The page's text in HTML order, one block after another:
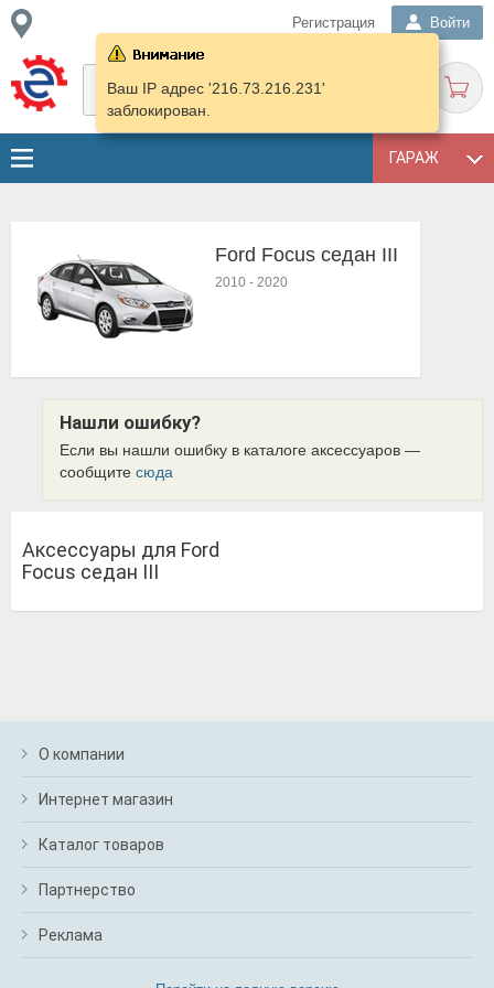
Регистрация Войти
ГАРАЖ
Ваш IP адрес '216.73.216.231'
заблокирован.
Ford Focus седан III
2010 - 2020
Нашли ошибку?
Если вы нашли ошибку в каталоге аксессуаров —
сообщите сюда
Аксессуары для Ford
Focus седан III
О компании
Интернет магазин
Каталог товаров
Партнерство
Реклама